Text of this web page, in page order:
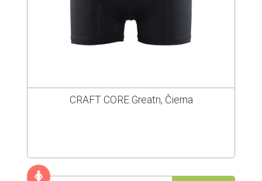
CRAFT CORE Greatn, Čierna